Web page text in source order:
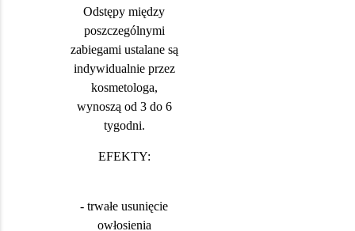
Odstępy między
poszczególnymi
zabiegami ustalane są
indywidualnie przez
kosmetologa,
wynoszą od 3 do 6
tygodni.
EFEKTY:
- trwałe usunięcie
owłosienia